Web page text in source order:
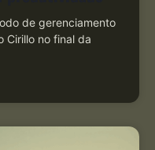
de gerenciamento
Cirillo no final da